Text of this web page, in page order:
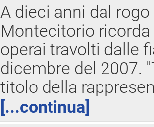
A dieci anni dal
Montecitorio
operai travolti dalle
dicembre del 2007.
titolo della
[...continua]